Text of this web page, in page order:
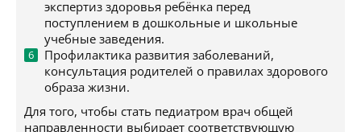
экспертиз здоровья ребёнка перед
поступлением в дошкольные и школьные
учебные заведения.
Профилактика развития заболеваний,
консультация родителей о правилах здорового
образа жизни.
Для того, чтобы стать педиатром врач общей
направленности выбирает соответствующую